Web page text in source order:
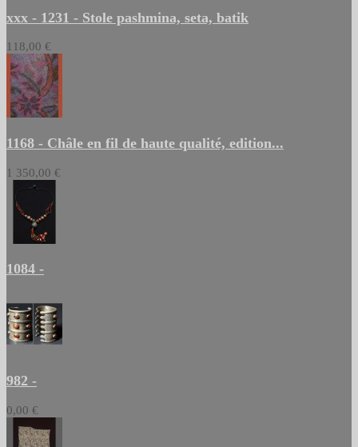
xxx - 1231 - Stole pashmina, seta, batik
118,00 €
1168 - Châle en fil de haute qualité, edition...
1 350,00 €
1084 -
982 -
0,00 €